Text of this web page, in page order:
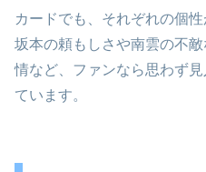
カードでも、それぞれの個
坂本の頼もしさや南雲の不
情など、ファンなら思わず
ています。